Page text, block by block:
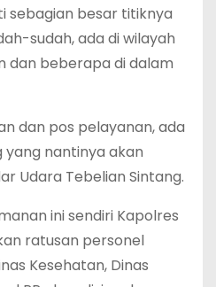
sebagian besar titiknya
sudah, ada di wilayah
dan beberapa di dalam
dan pos pelayanan, ada
nantinya akan
Udara Tebelian Sintang.
ini sendiri Kapolres
ratusan personel
Kesehatan, Dinas